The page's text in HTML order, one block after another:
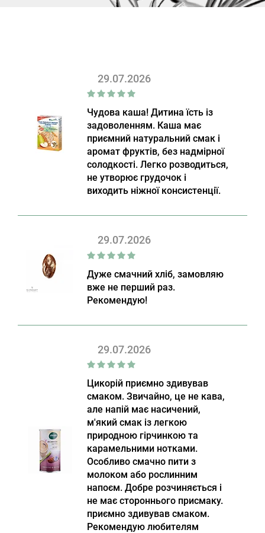
29.07.2026
Чудова каша! Дитина їсть із
задоволенням. Каша має
приємний натуральний смак і
аромат фруктів, без надмірної
солодкості. Легко розводиться,
не утворює грудочок і
виходить ніжної консистенції.
29.07.2026
Дуже смачний хліб, замовляю
вже не перший раз.
Рекомендую!
29.07.2026
Цикорій приємно здивував
смаком. Звичайно, це не кава,
але напій має насичений,
м'який смак із легкою
природною гірчинкою та
карамельними нотками.
Особливо смачно пити з
молоком або рослинним
напоєм. Добре розчиняється і
не має стороннього присмаку.
приємно здивував смаком.
Рекомендую любителям